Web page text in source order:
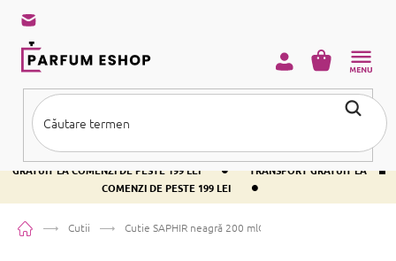
conținut
TRANSPORT GRATUIT LA COMENZI DE PESTE 199 LEI •
TRANSPORT
GRATUIT LA COMENZI DE PESTE 199 LEI
•
TRANSPORT GRATUIT LA
COMENZI DE PESTE 199 LEI
•
COŞ
Acasă Cutii Cutie SAPHIR neagră 200 mlCutie SAPHIR 200ml